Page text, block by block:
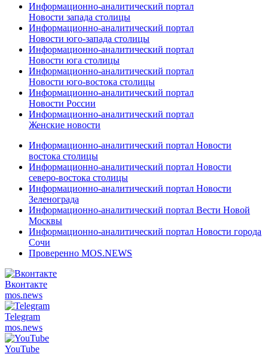
Информационно-аналитический портал
Новости запада столицы
Информационно-аналитический портал
Новости юго-запада столицы
Информационно-аналитический портал
Новости юга столицы
Информационно-аналитический портал
Новости юго-востока столицы
Информационно-аналитический портал
Новости России
Информационно-аналитический портал
Женские новости
Информационно-аналитический портал Новости
востока столицы
Информационно-аналитический портал Новости
северо-востока столицы
Информационно-аналитический портал Новости
Зеленограда
Информационно-аналитический портал Вести Новой
Москвы
Информационно-аналитический портал Новости города
Сочи
Проверенно MOS.NEWS
Вконтакте
mos.news
Telegram
mos.news
YouTube